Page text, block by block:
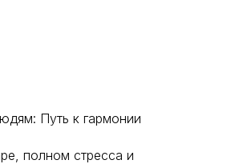
Путь к гармонии
полном стресса и